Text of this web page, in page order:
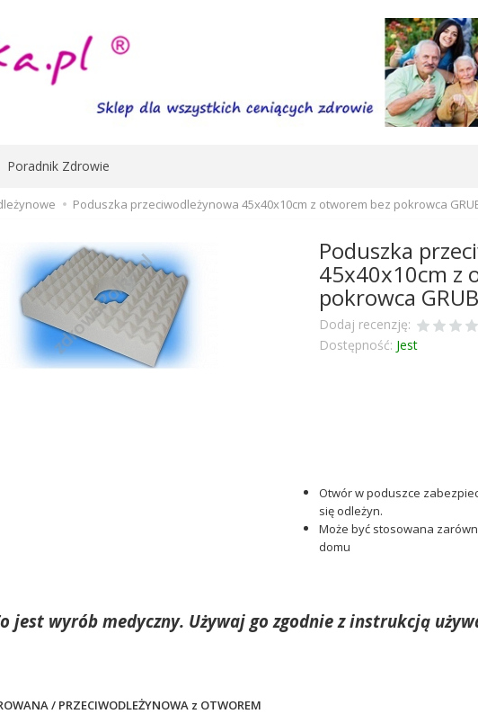
Poradnik Zdrowie
Poduszka przeciwodleżynowa 45x40x10cm z otworem bez pokrowca
Poduszka
45x40x10cm z
pokrowca
Dodaj recenzję:
Dostępność: Jest
Otwór w poduszce
się odleżyn.
Może być stosowana
domu
jest wyrób medyczny. Używaj go zgodnie z instrukcją
/ PRZECIWODLEŻYNOWA z OTWOREM